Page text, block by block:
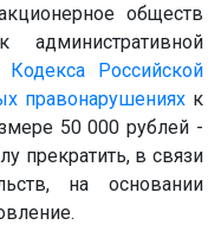
обществ
административной
Кодекса Российской
правонарушениях к
50 000 рублей -
прекратить, в связи
на основании